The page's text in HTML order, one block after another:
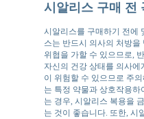
시알리스 구매 전
시알리스를 구매하기 전에
스는 반드시 의사의 처방
위협을 가할 수 있으므로,
자신의 건강 상태를 의사
이 위험할 수 있으므로 주
는 특정 약물과 상호작용
는 경우, 시알리스 복용을
는 것이 좋습니다. 또한, 시